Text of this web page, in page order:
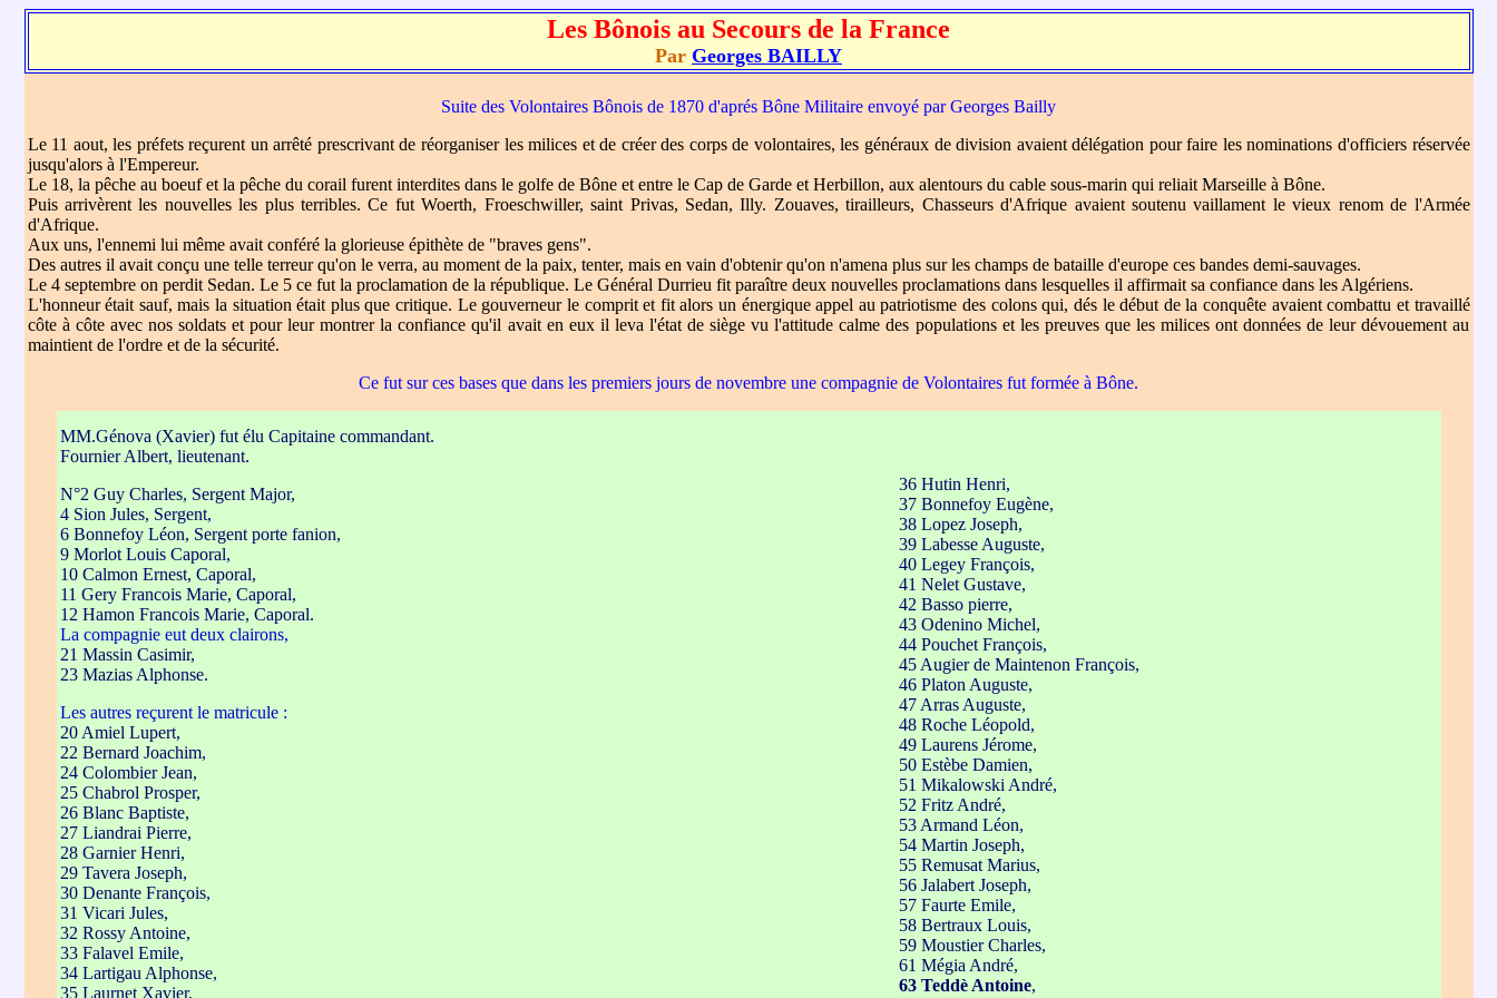
Les Bônois au Secours de la France
Par Georges BAILLY
Suite des Volontaires Bônois de 1870 d'aprés Bône Militaire envoyé par Georges Bailly
Le 11 aout, les préfets reçurent un arrêté prescrivant de réorganiser les milices et de créer des corps de volontaires, les généraux de division avaient délégation pour faire les nominations d'officiers réservée
jusqu'alors à l'Empereur.
Le 18, la pêche au boeuf et la pêche du corail furent interdites dans le golfe de Bône et entre le Cap de Garde et Herbillon, aux alentours du cable sous-marin qui reliait Marseille à Bône.
Puis arrivèrent les nouvelles les plus terribles. Ce fut Woerth, Froeschwiller, saint Privas, Sedan, Illy. Zouaves, tirailleurs, Chasseurs d'Afrique avaient soutenu vaillament le vieux renom de l'Armée
d'Afrique.
Aux uns, l'ennemi lui même avait conféré la glorieuse épithète de "braves gens".
Des autres il avait conçu une telle terreur qu'on le verra, au moment de la paix, tenter, mais en vain d'obtenir qu'on n'amena plus sur les champs de bataille d'europe ces bandes demi-sauvages.
Le 4 septembre on perdit Sedan. Le 5 ce fut la proclamation de la république. Le Général Durrieu fit paraître deux nouvelles proclamations dans lesquelles il affirmait sa confiance dans les Algériens.
L'honneur était sauf, mais la situation était plus que critique. Le gouverneur le comprit et fit alors un énergique appel au patriotisme des colons qui, dés le début de la conquête avaient combattu et travaillé
côte à côte avec nos soldats et pour leur montrer la confiance qu'il avait en eux il leva l'état de siège vu l'attitude calme des populations et les preuves que les milices ont données de leur dévouement au
maintient de l'ordre et de la sécurité.
Ce fut sur ces bases que dans les premiers jours de novembre une compagnie de Volontaires fut formée à Bône.
MM.Génova (Xavier) fut élu Capitaine commandant.
Fournier Albert, lieutenant.
N°2 Guy Charles, Sergent Major,
4 Sion Jules, Sergent,
6 Bonnefoy Léon, Sergent porte fanion,
9 Morlot Louis Caporal,
10 Calmon Ernest, Caporal,
11 Gery Francois Marie, Caporal,
12 Hamon Francois Marie, Caporal.
La compagnie eut deux clairons,
21 Massin Casimir,
23 Mazias Alphonse.
Les autres reçurent le matricule :
20 Amiel Lupert,
22 Bernard Joachim,
24 Colombier Jean,
25 Chabrol Prosper,
26 Blanc Baptiste,
27 Liandrai Pierre,
28 Garnier Henri,
29 Tavera Joseph,
30 Denante François,
31 Vicari Jules,
32 Rossy Antoine,
33 Falavel Emile,
34 Lartigau Alphonse,
35 Laurnet Xavier,
36 Hutin Henri,
37 Bonnefoy Eugène,
38 Lopez Joseph,
39 Labesse Auguste,
40 Legey François,
41 Nelet Gustave,
42 Basso pierre,
43 Odenino Michel,
44 Pouchet François,
45 Augier de Maintenon François,
46 Platon Auguste,
47 Arras Auguste,
48 Roche Léopold,
49 Laurens Jérome,
50 Estèbe Damien,
51 Mikalowski André,
52 Fritz André,
53 Armand Léon,
54 Martin Joseph,
55 Remusat Marius,
56 Jalabert Joseph,
57 Faurte Emile,
58 Bertraux Louis,
59 Moustier Charles,
61 Mégia André,
63 Teddè Antoine,